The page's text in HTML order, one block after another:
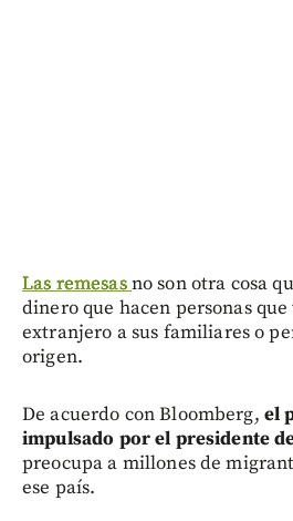
Las remesasno son otra cosa
dinero que hacen personas
extranjero a sus familiares o
origen.
De acuerdo con Bloomberg, el
impulsado por el presidente
preocupa a millones de
ese país.